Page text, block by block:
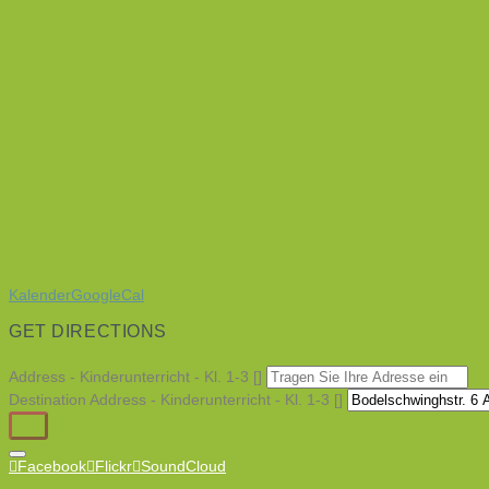
KalenderGoogleCal
GET DIRECTIONS
Address - Kinderunterricht - Kl. 1-3 []
Destination Address - Kinderunterricht - Kl. 1-3 []
Facebook Flickr SoundCloud